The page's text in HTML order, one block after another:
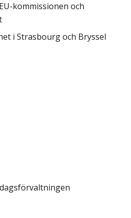
kommissionen och
i Strasbourg och Bryssel